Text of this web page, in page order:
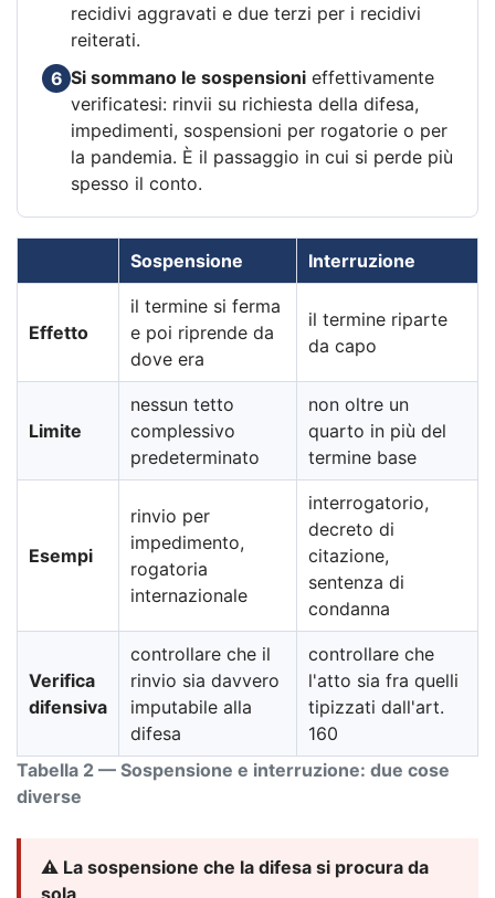
recidivi aggravati e due terzi per i recidivi
reiterati.
6 Si sommano le sospensioni effettivamente
verificatesi: rinvii su richiesta della difesa,
impedimenti, sospensioni per rogatorie o per
la pandemia. È il passaggio in cui si perde più
spesso il conto.
Tabella 2 — Sospensione e interruzione: due cose
diverse
Sospensione Interruzione
Effetto
il termine si ferma
e poi riprende da
dove era
il termine riparte
da capo
Limite
nessun tetto
complessivo
predeterminato
non oltre un
quarto in più del
termine base
Esempi
rinvio per
impedimento,
rogatoria
internazionale
interrogatorio,
decreto di
citazione,
sentenza di
condanna
Verifica
difensiva
controllare che il
rinvio sia davvero
imputabile alla
difesa
controllare che
l'atto sia fra quelli
tipizzati dall'art.
160
⚠️ La sospensione che la difesa si procura da
sola